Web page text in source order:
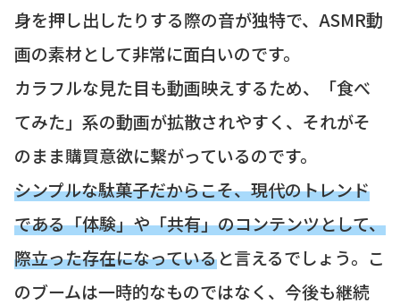
身を押し出したりする際の音が独特で、ASMR動
画の素材として非常に面白いのです。
カラフルな見た目も動画映えするため、「食べ
てみた」系の動画が拡散されやすく、それがそ
のまま購買意欲に繋がっているのです。
シンプルな駄菓子だからこそ、現代のトレンド
である「体験」や「共有」のコンテンツとして、
際立った存在になっていると言えるでしょう。こ
のブームは一時的なものではなく、今後も継続